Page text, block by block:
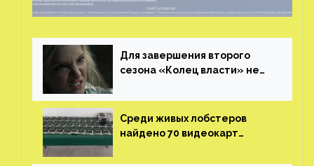
Для завершения второго
сезона «Колец власти» не
Среди живых лобстеров
найдено 70 видеокарт
китайской таможни